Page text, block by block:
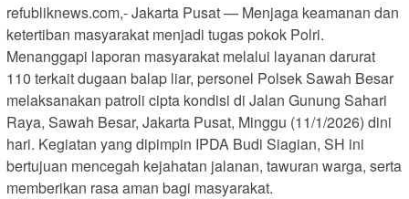
refubliknews.com,- Jakarta Pusat — Menjaga keamanan dan
ketertiban masyarakat menjadi tugas pokok Polri.
Menanggapi laporan masyarakat melalui layanan darurat
110 terkait dugaan balap liar, personel Polsek Sawah Besar
melaksanakan patroli cipta kondisi di Jalan Gunung Sahari
Raya, Sawah Besar, Jakarta Pusat, Minggu (11/1/2026) dini
hari. Kegiatan yang dipimpin IPDA Budi Siagian, SH ini
bertujuan mencegah kejahatan jalanan, tawuran warga, serta
memberikan rasa aman bagi masyarakat.